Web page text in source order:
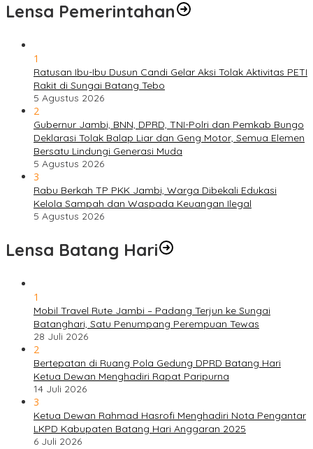
Lensa Pemerintahan
1
Ratusan Ibu-Ibu Dusun Candi Gelar Aksi Tolak Aktivitas PETI
Rakit di Sungai Batang Tebo
5 Agustus 2026
2
Gubernur Jambi, BNN, DPRD, TNI-Polri dan Pemkab Bungo
Deklarasi Tolak Balap Liar dan Geng Motor, Semua Elemen
Bersatu Lindungi Generasi Muda
5 Agustus 2026
3
Rabu Berkah TP PKK Jambi, Warga Dibekali Edukasi
Kelola Sampah dan Waspada Keuangan Ilegal
5 Agustus 2026
Lensa Batang Hari
1
Mobil Travel Rute Jambi – Padang Terjun ke Sungai
Batanghari, Satu Penumpang Perempuan Tewas
28 Juli 2026
2
Bertepatan di Ruang Pola Gedung DPRD Batang Hari
Ketua Dewan Menghadiri Rapat Paripurna
14 Juli 2026
3
Ketua Dewan Rahmad Hasrofi Menghadiri Nota Pengantar
LKPD Kabupaten Batang Hari Anggaran 2025
6 Juli 2026